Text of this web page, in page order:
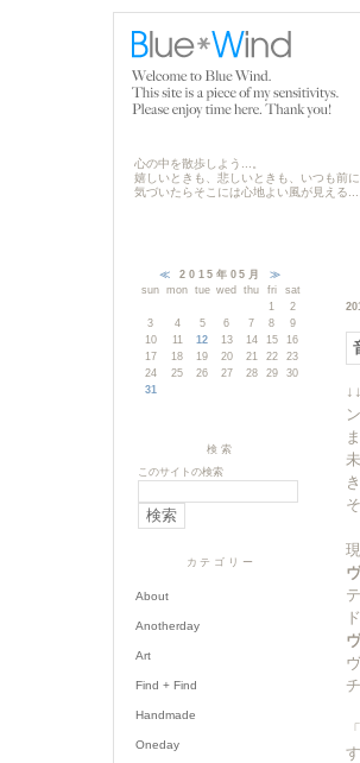
心の中を散歩しよう...。
嬉しいときも、悲しいときも、いつも前
気づいたらそこには心地よい風が見える...
す
≪ 2015年05月 ≫
sun mon tue wed thu fri
sat
1
2
3
4 5 6 7 8
9
10
11 12 13 14 15
16
17
18 19 20 21 22
23
24
25 26 27 28 29
30
31
検索
このサイトの検索
カテゴリー
About
Anotherday
Art
Find + Find
Handmade
Oneday